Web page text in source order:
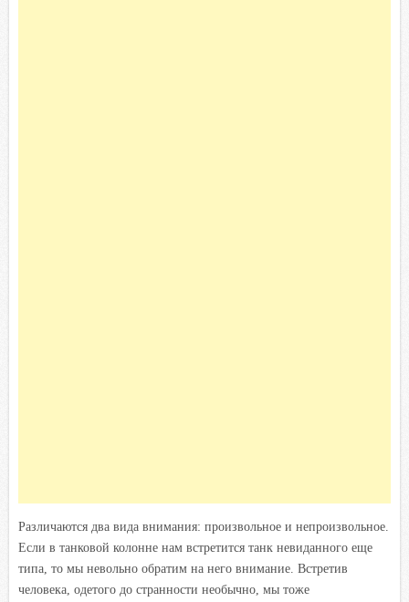
Различаются два вида внимания: произвольное и непроизвольное.
Если в танковой колонне нам встретится танк невиданного еще
типа, то мы невольно обратим на него внимание. Встретив
человека, одетого до странности необычно, мы тоже